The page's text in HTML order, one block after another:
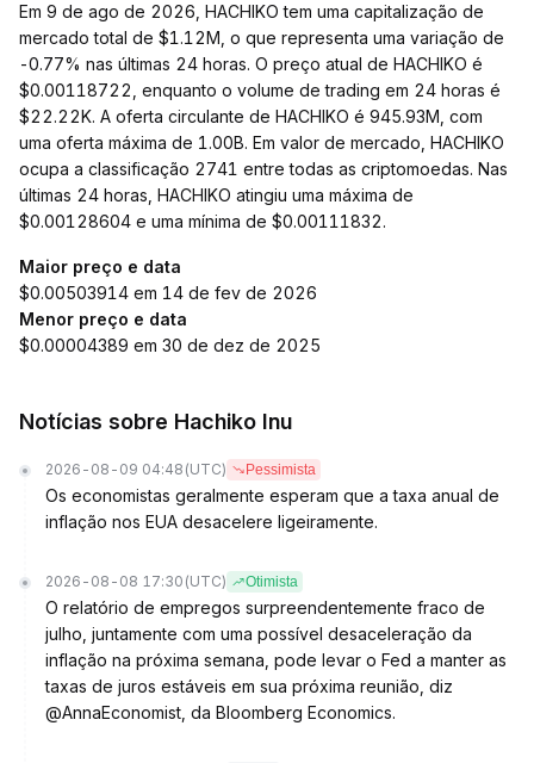
Em 9 de ago de 2026, HACHIKO tem uma capitalização de
mercado total de $1.12M, o que representa uma variação de
-0.77% nas últimas 24 horas. O preço atual de HACHIKO é
$0.00118722, enquanto o volume de trading em 24 horas é
$22.22K. A oferta circulante de HACHIKO é 945.93M, com
uma oferta máxima de 1.00B. Em valor de mercado, HACHIKO
ocupa a classificação 2741 entre todas as criptomoedas. Nas
últimas 24 horas, HACHIKO atingiu uma máxima de
$0.00128604 e uma mínima de $0.00111832.
Maior preço e data
$0.00503914 em 14 de fev de 2026
Menor preço e data
$0.00004389 em 30 de dez de 2025
Notícias sobre Hachiko Inu
2026-08-09 04:48 (UTC) Pessimista
Os economistas geralmente esperam que a taxa anual de
inflação nos EUA desacelere ligeiramente.
2026-08-08 17:30 (UTC) Otimista
O relatório de empregos surpreendentemente fraco de
julho, juntamente com uma possível desaceleração da
inflação na próxima semana, pode levar o Fed a manter as
taxas de juros estáveis em sua próxima reunião, diz
@AnnaEconomist, da Bloomberg Economics.